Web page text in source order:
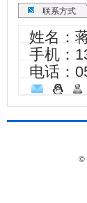
联系方式
姓名：
手机：
电话：
©